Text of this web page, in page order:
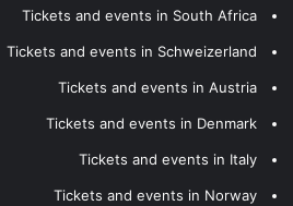
Tickets and events in South Africa
Tickets and events in Schweizerland
Tickets and events in Austria
Tickets and events in Denmark
Tickets and events in Italy
Tickets and events in Norway